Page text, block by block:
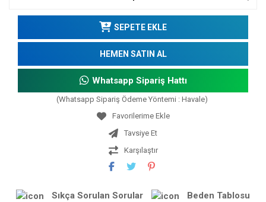
SEPETE EKLE
HEMEN SATIN AL
Whatsapp Sipariş Hattı
(Whatsapp Sipariş Ödeme Yöntemi : Havale)
Tavsiye Et
Karşılaştır
Sıkça Sorulan Sorular Beden Tablosu